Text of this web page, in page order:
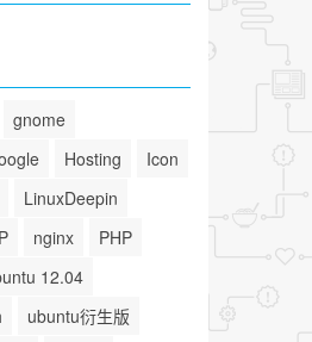
gnome
Hosting
Icon
LinuxDeepin
nginx
PHP
12.04
ubuntu衍生版